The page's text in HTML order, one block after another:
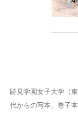
跡見学園女子大学（
代からの写本、巻子